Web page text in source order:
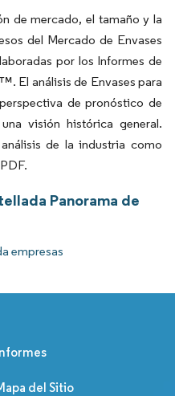
de mercado, el tamaño y la
del Mercado de Envases
por los Informes de
El análisis de Envases para
de pronóstico de
visión histórica general.
de la industria como
Panorama de
empresas
del Sitio